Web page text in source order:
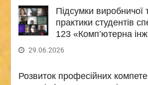
Підсумки виробничої
практики студентів
123 «Комп’ютерна
29.06.2026
Розвиток професійних